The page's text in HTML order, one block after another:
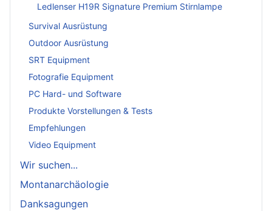
Ledlenser H19R Signature Premium Stirnlampe
Survival Ausrüstung
Outdoor Ausrüstung
SRT Equipment
Fotografie Equipment
PC Hard- und Software
Produkte Vorstellungen & Tests
Empfehlungen
Video Equipment
Wir suchen...
Montanarchäologie
Danksagungen